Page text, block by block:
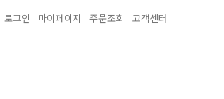
로그인 마이페이지 주문조회 고객센터